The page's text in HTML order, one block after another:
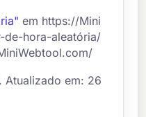
em https://Mini
de-hora-aleatória/
Atualizado em: 26